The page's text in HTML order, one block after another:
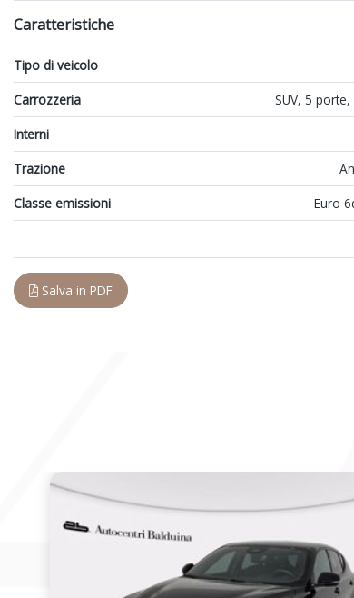
Caratteristiche
Tipo di veicolo
Carrozzeria
SUV, 5
Interni
Trazione
Classe emissioni
Euro
Salva in PDF